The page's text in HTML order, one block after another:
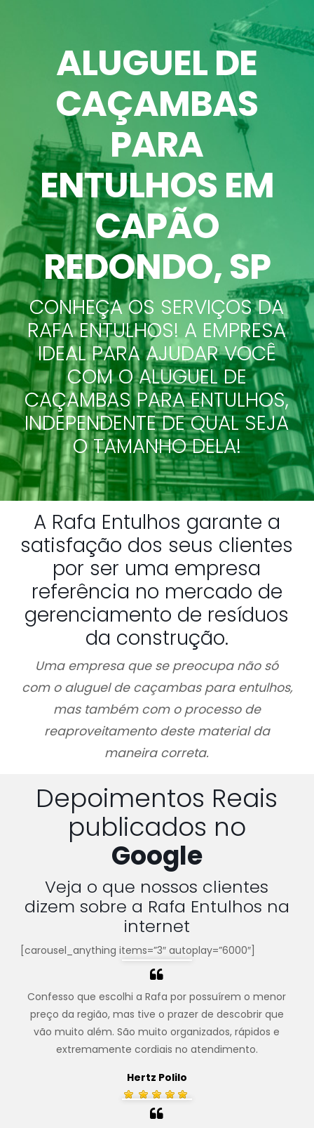
ALUGUEL DE
CAÇAMBAS
PARA
ENTULHOS EM
CAPÃO
REDONDO, SP
CONHEÇA OS SERVIÇOS DA
RAFA ENTULHOS! A EMPRESA
IDEAL PARA AJUDAR VOCÊ
COM O ALUGUEL DE
CAÇAMBAS PARA ENTULHOS,
INDEPENDENTE DE QUAL SEJA
O TAMANHO DELA!
A Rafa Entulhos garante a
satisfação dos seus clientes
por ser uma empresa
referência no mercado de
gerenciamento de resíduos
da construção.
Uma empresa que se preocupa não só
com o aluguel de caçambas para entulhos,
mas também com o processo de
reaproveitamento deste material da
maneira correta.
Depoimentos Reais
publicados no
Google
Veja o que nossos clientes
dizem sobre a Rafa Entulhos na
internet
[carousel_anything items=”3″ autoplay=”6000″]
Confesso que escolhi a Rafa por possuírem o menor
preço da região, mas tive o prazer de descobrir que
vão muito além. São muito organizados, rápidos e
extremamente cordiais no atendimento.
Hertz Polilo